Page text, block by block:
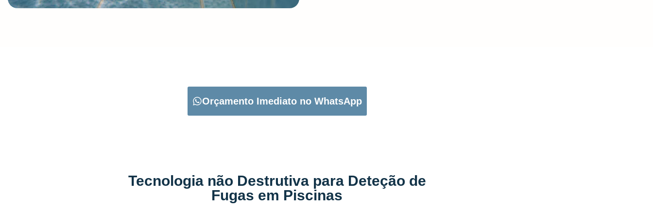
Orçamento Imediato no WhatsApp
Tecnologia não Destrutiva para Deteção de
Fugas em Piscinas